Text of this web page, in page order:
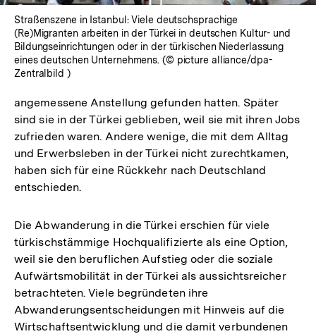
Straßenszene in Istanbul: Viele deutschsprachige
(Re)Migranten arbeiten in der Türkei in deutschen Kultur- und
Bildungseinrichtungen oder in der türkischen Niederlassung
eines deutschen Unternehmens. (© picture alliance/dpa-
Zentralbild )
angemessene Anstellung gefunden hatten. Später
sind sie in der Türkei geblieben, weil sie mit ihren Jobs
zufrieden waren. Andere wenige, die mit dem Alltag
und Erwerbsleben in der Türkei nicht zurechtkamen,
haben sich für eine Rückkehr nach Deutschland
entschieden.
Die Abwanderung in die Türkei erschien für viele
türkischstämmige Hochqualifizierte als eine Option,
weil sie den beruflichen Aufstieg oder die soziale
Aufwärtsmobilität in der Türkei als aussichtsreicher
betrachteten. Viele begründeten ihre
Abwanderungsentscheidungen mit Hinweis auf die
Wirtschaftsentwicklung und die damit verbundenen